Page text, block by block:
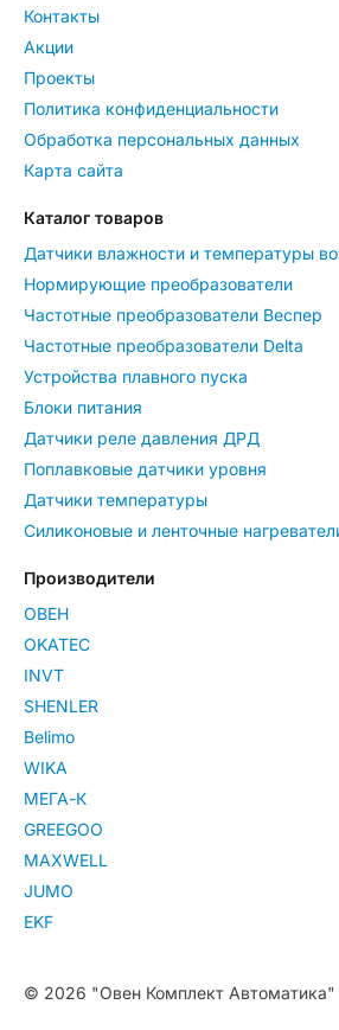
Контакты
Акции
Проекты
Политика конфиденциальности
Обработка персональных данных
Карта сайта
Каталог товаров
Датчики влажности и температуры
Нормирующие преобразователи
Частотные преобразователи Веспер
Частотные преобразователи Delta
Устройства плавного пуска
Блоки питания
Датчики реле давления ДРД
Поплавковые датчики уровня
Датчики температуры
Силиконовые и ленточные
Производители
ОВЕН
OKATEC
INVT
SHENLER
Belimo
WIKA
МЕГА-К
GREEGOO
MAXWELL
JUMO
EKF
© 2026 "Овен Комплект Автоматика"